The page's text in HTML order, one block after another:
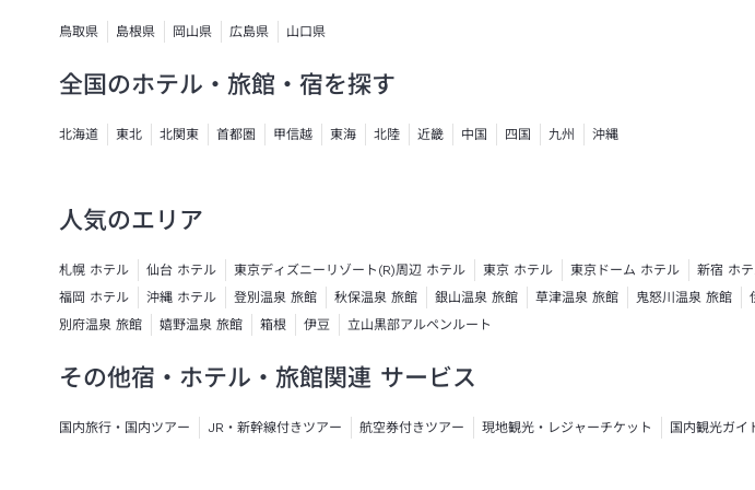
鳥取県 島根県 岡山県 広島県 山口県
全国のホテル・旅館・宿を探す
北海道 東北 北関東 首都圏 甲信越 東海 北陸 近畿 中国 四国 九州 沖縄
人気のエリア
札幌 ホテル 仙台 ホテル 東京ディズニーリゾート(R)周辺 ホテル 東京 ホテル 東京ドーム ホテル 新宿 ホ
福岡 ホテル
沖縄 ホテル 登別温泉 旅館 秋保温泉 旅館 銀山温泉 旅館 草津温泉 旅館 鬼怒川温泉 旅館
別府温泉 旅館
嬉野温泉 旅館 箱根 伊豆 立山黒部アルペンルート
その他宿・ホテル・旅館関連 サービス
国内旅行・国内ツアー JR・新幹線付きツアー 航空券付きツアー 現地観光・レジャーチケット 国内観光ガイ